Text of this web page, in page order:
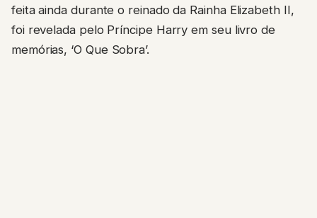
feita ainda durante o reinado da Rainha Elizabeth II,
foi revelada pelo Príncipe Harry em seu livro de
memórias, ‘O Que Sobra’.